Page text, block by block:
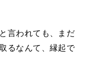
言われても、まだ
るなんて、縁起で